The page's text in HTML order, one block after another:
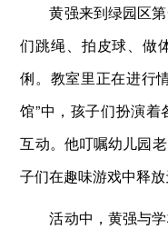
黄强来到绿园区
们跳绳、拍皮球、做
俐。教室里正在进行
馆”中，孩子们扮演
互动。他叮嘱幼儿园
子们在趣味游戏中释放
活动中，黄强与